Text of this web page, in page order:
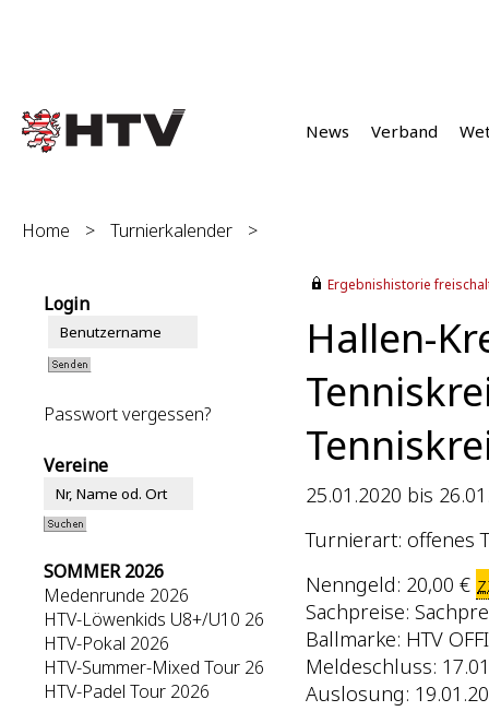
News Verband
Home > Turnierkalender >
Login
Passwort vergessen?
Vereine
SOMMER 2026
Medenrunde 2026
HTV-Löwenkids U8+/U10 26
HTV-Pokal 2026
HTV-Summer-Mixed Tour 26
HTV-Padel Tour 2026
Ergebnishistorie
Hallen-
25.01.2020 bis
Turnierart: offenes
Nenngeld: 20,00 €
Sachpreise:
Ballmarke: HTV
Meldeschluss:
Auslosung: